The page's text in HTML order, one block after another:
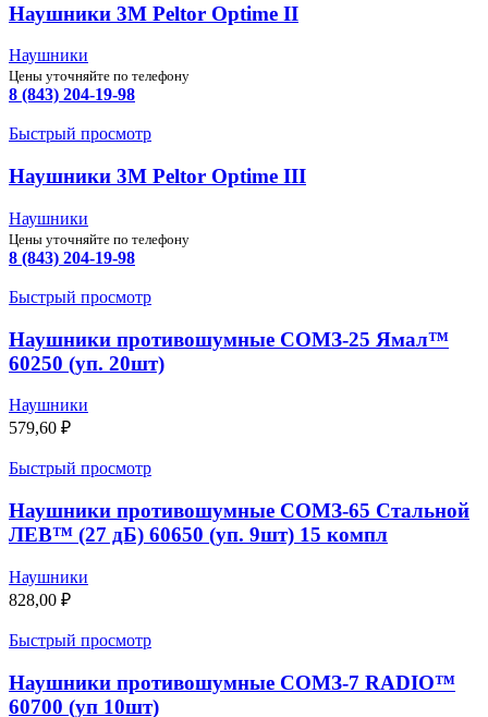
Наушники 3М Peltor Optime II
Наушники
Цены уточняйте по телефону
8 (843) 204-19-98
Быстрый просмотр
Наушники 3М Peltor Optime III
Наушники
Цены уточняйте по телефону
8 (843) 204-19-98
Быстрый просмотр
Наушники противошумные СОМЗ-25 Ямал™
60250 (уп. 20шт)
Наушники
579,60 ₽
Быстрый просмотр
Наушники противошумные СОМЗ-65 Стальной
ЛЕВ™ (27 дБ) 60650 (уп. 9шт) 15 компл
Наушники
828,00 ₽
Быстрый просмотр
Наушники противошумные СОМЗ-7 RADIO™
60700 (уп 10шт)